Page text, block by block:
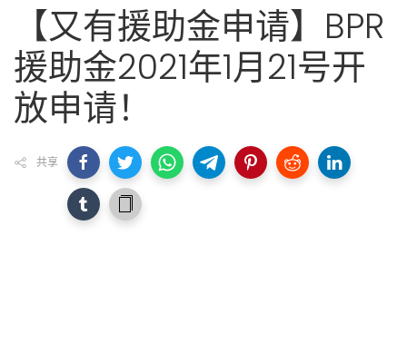
【又有援助金申请】BPR
援助金2021年1月21号开
放申请！
共享